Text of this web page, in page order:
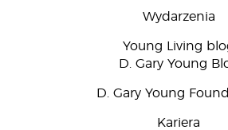
Wydarzenia
Young Living
D. Gary Young
D. Gary Young
Kariera